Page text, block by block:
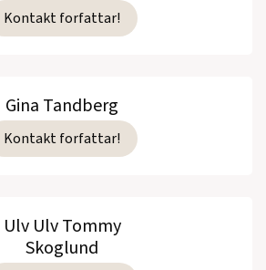
Kontakt forfattar!
Gina Tandberg
Kontakt forfattar!
Ulv Ulv Tommy
Skoglund